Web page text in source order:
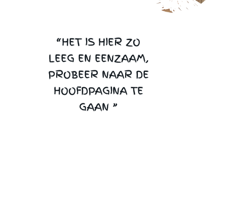
“HET IS HIER ZO
LEEG EN EENZAAM,
PROBEER NAAR DE
HOOFDPAGINA TE
GAAN ”